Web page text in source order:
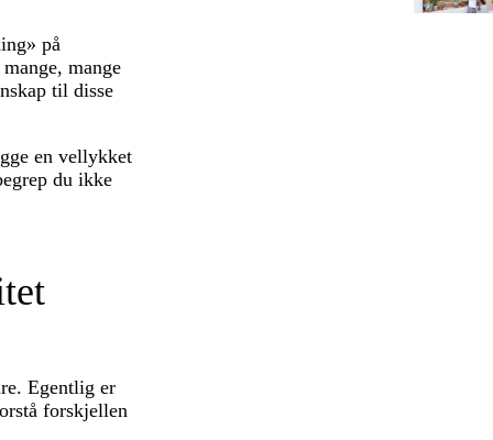
på
mange
til disse
en vellykket
du ikke
Egentlig er
forskjellen